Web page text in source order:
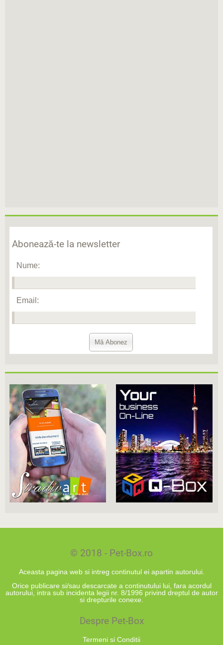
Abonează-te la newsletter
Nume:
Email:
© 2018 - Pet-Box.ro
Aceasta pagina web si intreg continutul ei apartin autorului.
Orice publicare si/sau descarcate a continutului lui, fara acordul
autorului, intra sub incidenta legii nr. 8/1996 privind dreptul de autor
si drepturile conexe.
Despre Pet-Box
Termeni si Conditii